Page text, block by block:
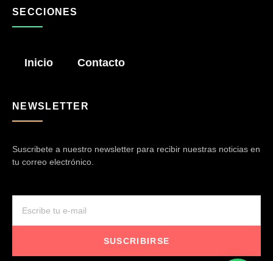
SECCIONES
Inicio Contacto
NEWSLETTER
Suscribete a nuestro newsletter para recibir nuestras noticias en
tu correo electrónico.
SUSCRIBIRSE